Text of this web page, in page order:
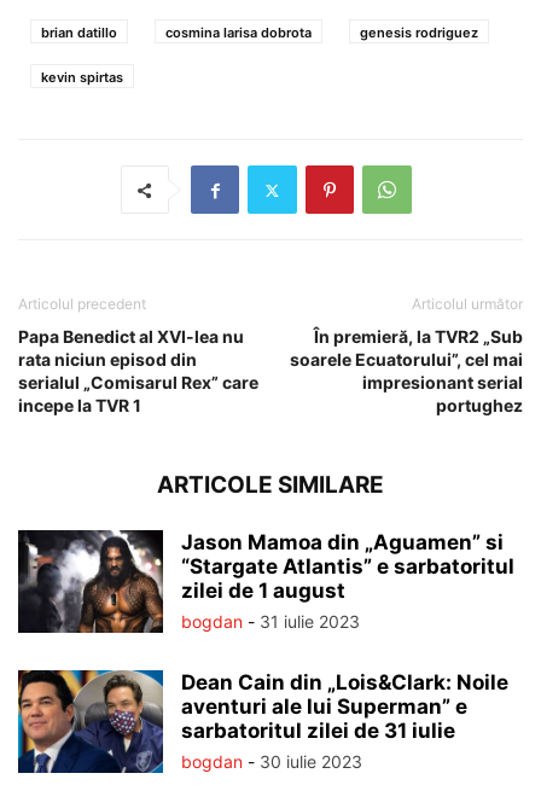
brian datillo cosmina larisa dobrota genesis rodriguez
kevin spirtas
Articolul precedent
Papa Benedict al XVI-lea nu
rata niciun episod din
serialul „Comisarul Rex” care
incepe la TVR 1
Articolul următor
În premieră, la TVR2 „Sub
soarele Ecuatorului”, cel mai
impresionant serial
portughez
ARTICOLE SIMILARE
Jason Mamoa din „Aguamen” si
“Stargate Atlantis” e sarbatoritul
zilei de 1 august
bogdan - 31 iulie 2023
Dean Cain din „Lois&Clark: Noile
aventuri ale lui Superman” e
sarbatoritul zilei de 31 iulie
bogdan - 30 iulie 2023